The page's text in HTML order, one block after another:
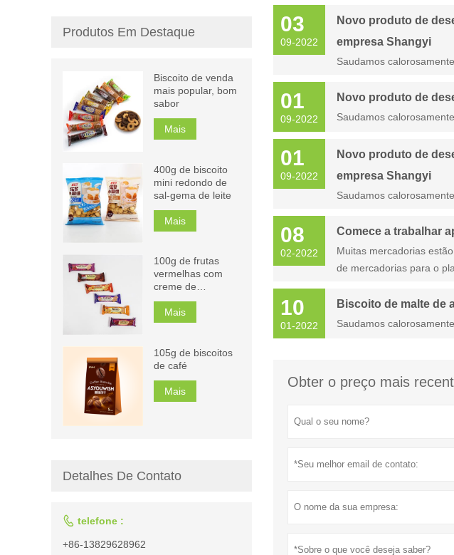
03
09-2022
Novo produto de
empresa Shangyi
Saudamos
01
09-2022
Novo produto de
Saudamos
01
09-2022
Novo produto de
empresa Shangyi
Saudamos
08
02-2022
Comece a trabalhar
Muitas mercadorias
de mercadorias para o
10
01-2022
Biscoito de malte de
Saudamos
Obter o preço mais
Produtos Em Destaque
Biscoito de venda
mais popular, bom
sabor
Mais
400g de biscoito
mini redondo de
sal-gema de leite
Mais
100g de frutas
vermelhas com
creme de
chocolate,
cappuccino,
laranja, biscoitos,
Mais
105g de biscoitos
de café
Mais
Detalhes De Contato
 telefone :
+86-13829628962